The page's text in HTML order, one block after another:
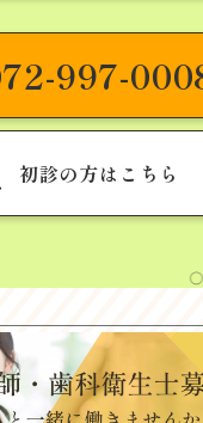
997-
初診の方はこちら